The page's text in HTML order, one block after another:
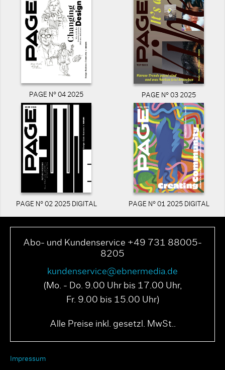
PAGE N° 04 2025 PAGE N° 03 2025
PAGE N° 02 2025 DIGITAL PAGE N° 01 2025 DIGITAL
Abo- und Kundenservice +49 731 88005-
8205
kundenservice@ebnermedia.de
(Mo. - Do. 9.00 Uhr bis 17.00 Uhr,
Fr. 9.00 bis 15.00 Uhr)
Alle Preise inkl. gesetzl. MwSt..
Impressum